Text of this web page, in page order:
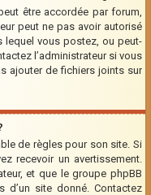
être accordée par forum,
peut ne pas avoir autorisé
lequel vous postez, ou peut-
l’administrateur si vous
ajouter de fichiers joints sur
de règles pour son site. Si
recevoir un avertissement.
et que le groupe phpBB
d’un site donné. Contactez